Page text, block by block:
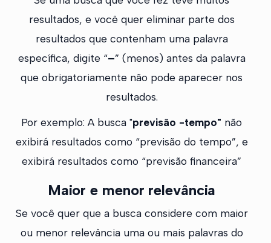
resultados, e você quer eliminar parte dos
resultados que contenham uma palavra
específica, digite “–” (menos) antes da palavra
que obrigatoriamente não pode aparecer nos
resultados.
Por exemplo: A busca "previsão -tempo" não
exibirá resultados como “previsão do tempo”, e
exibirá resultados como “previsão financeira”
Maior e menor relevância
Se você quer que a busca considere com maior
ou menor relevância uma ou mais palavras do